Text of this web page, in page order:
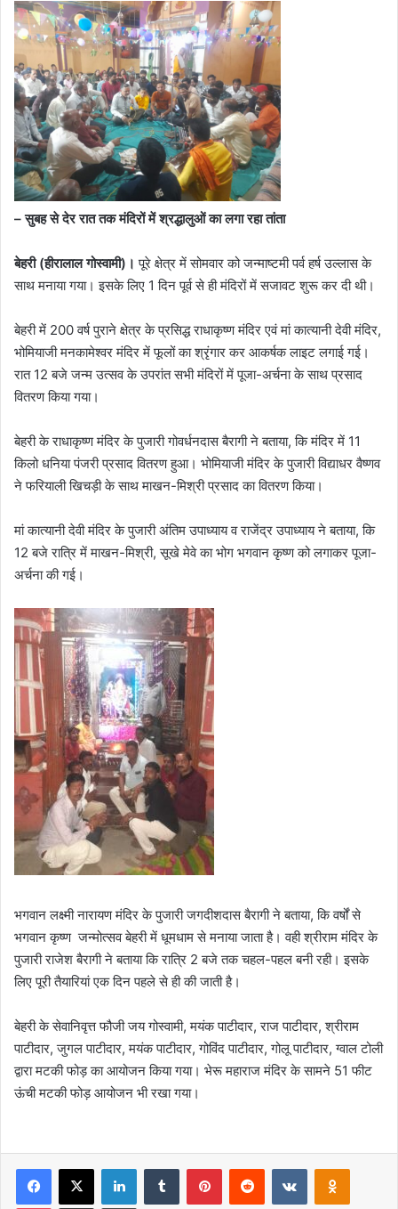
– सुबह से देर रात तक मंदिरों में श्रद्धालुओं का लगा रहा तांता
बेहरी (हीरालाल गोस्वामी)। पूरे क्षेत्र में सोमवार को जन्माष्टमी पर्व हर्ष उल्लास के
साथ मनाया गया। इसके लिए 1 दिन पूर्व से ही मंदिरों में सजावट शुरू कर दी थी।
बेहरी में 200 वर्ष पुराने क्षेत्र के प्रसिद्ध राधाकृष्ण मंदिर एवं मां कात्यानी देवी मंदिर,
भोमियाजी मनकामेश्वर मंदिर में फूलों का श्रृंगार कर आकर्षक लाइट लगाई गई।
रात 12 बजे जन्म उत्सव के उपरांत सभी मंदिरों में पूजा-अर्चना के साथ प्रसाद
वितरण किया गया।
बेहरी के राधाकृष्ण मंदिर के पुजारी गोवर्धनदास बैरागी ने बताया, कि मंदिर में 11
किलो धनिया पंजरी प्रसाद वितरण हुआ। भोमियाजी मंदिर के पुजारी विद्याधर वैष्णव
ने फरियाली खिचड़ी के साथ माखन-मिश्री प्रसाद का वितरण किया।
मां कात्यानी देवी मंदिर के पुजारी अंतिम उपाध्याय व राजेंद्र उपाध्याय ने बताया, कि
12 बजे रात्रि में माखन-मिश्री, सूखे मेवे का भोग भगवान कृष्ण को लगाकर पूजा-
अर्चना की गई।
भगवान लक्ष्मी नारायण मंदिर के पुजारी जगदीशदास बैरागी ने बताया, कि वर्षों से
भगवान कृष्ण जन्मोत्सव बेहरी में धूमधाम से मनाया जाता है। वही श्रीराम मंदिर के
पुजारी राजेश बैरागी ने बताया कि रात्रि 2 बजे तक चहल-पहल बनी रही। इसके
लिए पूरी तैयारियां एक दिन पहले से ही की जाती है।
बेहरी के सेवानिवृत्त फौजी जय गोस्वामी, मयंक पाटीदार, राज पाटीदार, श्रीराम
पाटीदार, जुगल पाटीदार, मयंक पाटीदार, गोविंद पाटीदार, गोलू पाटीदार, ग्वाल टोली
द्वारा मटकी फोड़ का आयोजन किया गया। भेरू महाराज मंदिर के सामने 51 फीट
ऊंची मटकी फोड़ आयोजन भी रखा गया।
Facebook
X LinkedInTumblr PinterestReddit VKontakte